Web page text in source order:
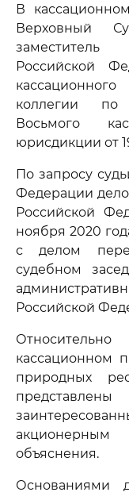
В
Верховный
заместитель
Российской
коллегии по
Восьмого
юрисдикции от
По запросу
Федерации
Российской
ноября 2020
с делом
судебном
Российской
кассационном
природных
объяснения.
Основаниями